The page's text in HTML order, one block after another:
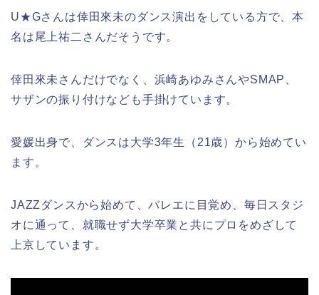
U★Gさんは倖田來未のダンス演出をしている方で、本
名は尾上祐二さんだそうです。
倖田來未さんだけでなく、浜崎あゆみさんやSMAP、
サザンの振り付けなども手掛けています。
愛媛出身で、ダンスは大学3年生（21歳）から始めてい
ます。
JAZZダンスから始めて、バレエに目覚め、毎日スタジ
オに通って、就職せず大学卒業と共にプロをめざして
上京しています。